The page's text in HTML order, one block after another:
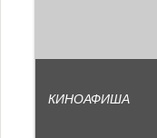
КИНОАФИША